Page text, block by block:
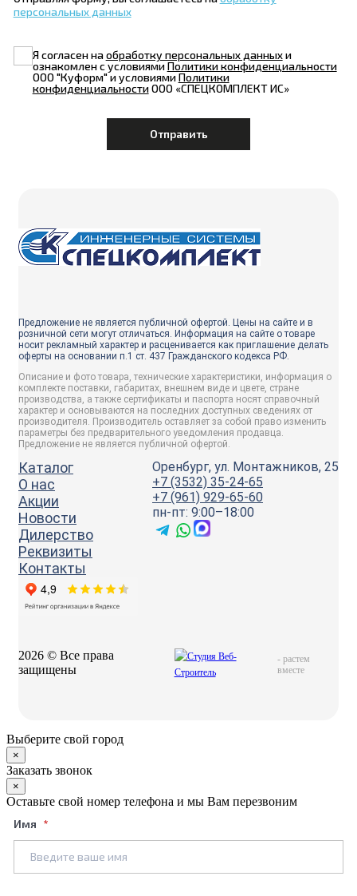
персональных данных
Я согласен наобработку персональных данныхи
ознакомлен с условиямиПолитики конфиденциальности
ООО "Куформ" и условиямиПолитики
конфиденциальностиООО «СПЕЦКОМПЛЕКТ ИС»
Предложение не является публичной офертой. Цены на сайте и в
розничной сети могут отличаться. Информация на сайте о товаре
носит рекламный характер и расценивается как приглашение делать
оферты на основании п.1 ст. 437 Гражданского кодекса РФ.
Описание и фото товара, технические характеристики, информация о
комплекте поставки, габаритах, внешнем виде и цвете, стране
производства, а также сертификаты и паспорта носят справочный
характер и основываются на последних доступных сведениях от
производителя. Производитель оставляет за собой право изменить
параметры без предварительного уведомления продавца.
Предложение не является публичной офертой.
Каталог
О нас
Акции
Новости
Дилерство
Реквизиты
Контакты
Оренбург, ул. Монтажников, 25
+7 (3532) 35-24-65
+7 (961) 929-65-60
пн-пт: 9:00–18:00
2026 © Все права
защищены
- растем
вместе
Выберите свой город
×
Заказать звонок
×
Оставьте свой номер телефона и мы Вам перезвоним
Имя